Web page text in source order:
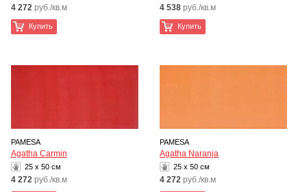
4 272 руб./кв.м
Купить
4 538 руб./кв.м
Купить
PAMESA
Agatha Carmin
25 x 50 см
4 272 руб./кв.м
PAMESA
Agatha Naranja
25 x 50 см
4 272 руб./кв.м